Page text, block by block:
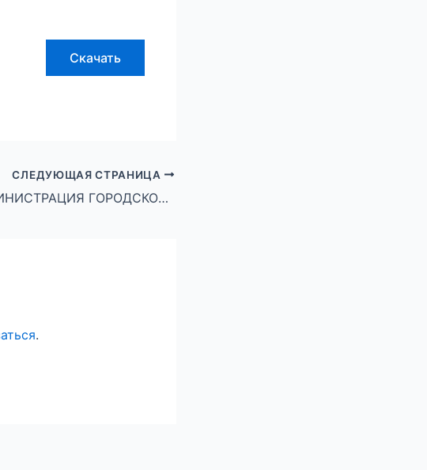
Скачать
СЛЕДУЮЩАЯ СТРАНИЦА
АДМИНИСТРАЦИЯ ГОРОДСКОГО ОКРУГА ГОРОД МИХАЙЛОВКА ВОЛГОГРАДСКОЙ ОБЛАСТИ ПОСТАНОВЛЕНИЕ от 14 октября 2024 г. № 2380
.